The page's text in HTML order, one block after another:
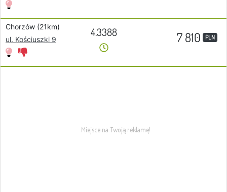
Chorzów (21km)
ul. Kościuszki 9
4.3388 7 810 PLN